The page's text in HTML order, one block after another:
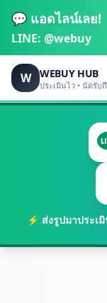
💬 แอดไลน์เลย!
LINE: @webuy
W WEBUY HUB
ประเมินไว • นัดรับ
⚡ ส่งรูปมาประเ